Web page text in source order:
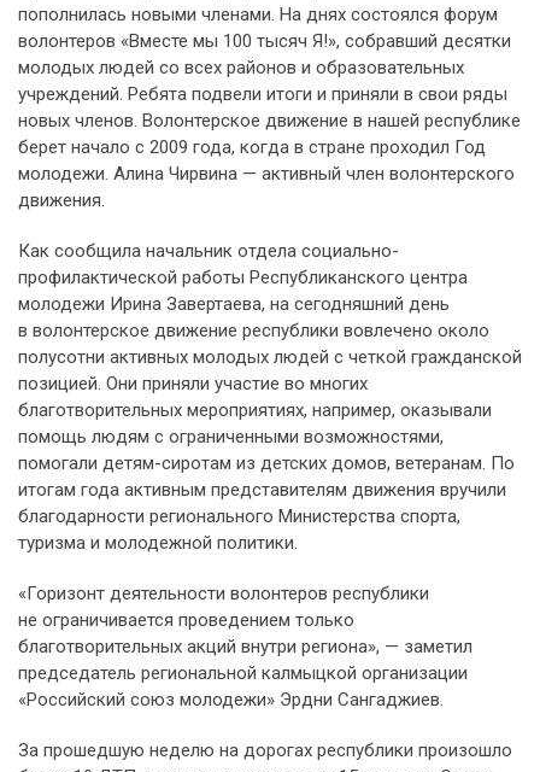
пополнилась новыми членами. На днях состоялся форум
волонтеров «Вместе мы 100 тысяч Я!», собравший десятки
молодых людей со всех районов и образовательных
учреждений. Ребята подвели итоги и приняли в свои ряды
новых членов. Волонтерское движение в нашей республике
берет начало с 2009 года, когда в стране проходил Год
молодежи. Алина Чирвина — активный член волонтерского
движения.
Как сообщила начальник отдела социально-
профилактической работы Республиканского центра
молодежи Ирина Завертаева, на сегодняшний день
в волонтерское движение республики вовлечено около
полусотни активных молодых людей с четкой гражданской
позицией. Они приняли участие во многих
благотворительных мероприятиях, например, оказывали
помощь людям с ограниченными возможностями,
помогали детям-сиротам из детских домов, ветеранам. По
итогам года активным представителям движения вручили
благодарности регионального Министерства спорта,
туризма и молодежной политики.
«Горизонт деятельности волонтеров республики
не ограничивается проведением только
благотворительных акций внутри региона», — заметил
председатель региональной калмыцкой организации
«Российский союз молодежи» Эрдни Сангаджиев.
За прошедшую неделю на дорогах республики произошло